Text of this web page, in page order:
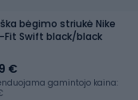
bėgimo striukė Nike
Fit Swift black/black
€
gamintojo kaina: